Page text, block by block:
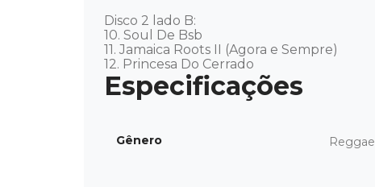
Disco 2 lado B:
10. Soul De Bsb
11. Jamaica Roots II (Agora e Sempre)
12. Princesa Do Cerrado
Gênero Reggae